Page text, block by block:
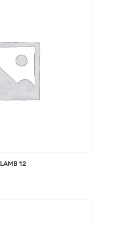
12 A LAMB